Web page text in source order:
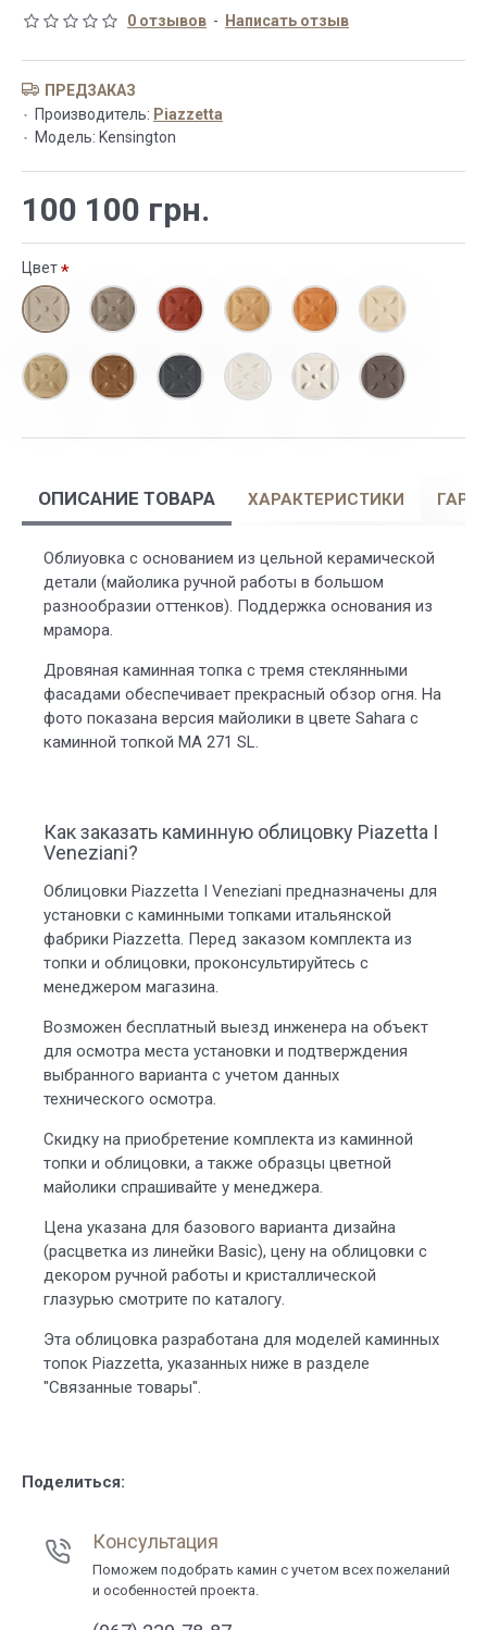
0 отзывов - Написать отзыв
100 100 грн.
ПРЕДЗАКАЗ
Производитель: Piazzetta
Модель: Kensington
Цвет
ОПИСАНИЕ ТОВАРА ХАРАКТЕРИСТИКИ
Облиуовка с основанием из цельной керамической
детали (майолика ручной работы в большом
разнообразии оттенков). Поддержка основания из
мрамора.
Дровяная каминная топка с тремя стеклянными
фасадами обеспечивает прекрасный обзор огня. На
фото показана версия майолики в цвете Sahara с
каминной топкой MA 271 SL.
Как заказать каминную облицовку Piazetta I
Veneziani?
Облицовки Piazzetta I Veneziani предназначены для
установки с каминными топками итальянской
фабрики Piazzetta. Перед заказом комплекта из
топки и облицовки, проконсультируйтесь с
менеджером магазина.
Возможен бесплатный выезд инженера на объект
для осмотра места установки и подтверждения
выбранного варианта с учетом данных
технического осмотра.
Скидку на приобретение комплекта из каминной
топки и облицовки, а также образцы цветной
майолики спрашивайте у менеджера.
Цена указана для базового варианта дизайна
(расцветка из линейки Basic), цену на облицовки с
декором ручной работы и кристаллической
глазурью смотрите по каталогу.
Эта облицовка разработана для моделей каминных
топок Piazzetta, указанных ниже в разделе
"Связанные товары".
Поделиться:
Консультация
Поможем подобрать камин с учетом всех пожеланий
и особенностей проекта.